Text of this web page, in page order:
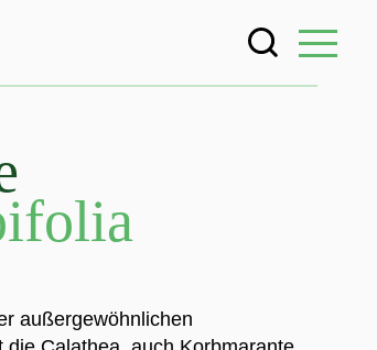
außergewöhnlichen